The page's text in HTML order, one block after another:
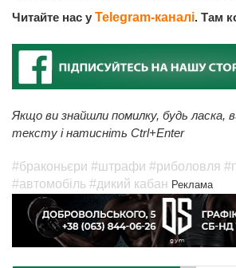
Читайте нас у Telegram-каналі. Там
Якщо ви знайшли помилку, будь ласка,
тексту і натисніть Ctrl+Enter
#браконьєри #штрафи #риболовля
#автомобіль #дикий кабан Реклама